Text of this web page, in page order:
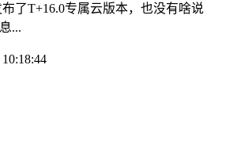
了T+16.0专属云版本，也没有啥说
...